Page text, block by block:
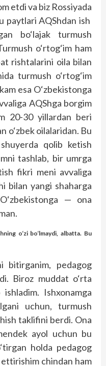
etdi va biz Rossiyada
paytlari AQShdan ish
bo‘lajak turmush
o‘rtog‘im ham
rishtalarini oila bilan
turmush o‘rtog‘im
esa O‘zbekistonga
AQShga borgim
20-30 yillardan beri
o‘zbek oilalaridan. Bu
qolib ketish
tashlab, bir umrga
fikri meni avvaliga
bilan yangi shaharga
— ona
o‘zi bo‘lmaydi, albatta. Bu
pedagog
Biroz muddat o‘rta
ishladim. Ishxonamga
uchun, turmush
taklifini berdi. Ona
ayol uchun bu
holda pedagog
chindan ham